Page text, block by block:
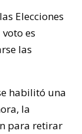
Elecciones
es
las
habilitó una
la
para retirar